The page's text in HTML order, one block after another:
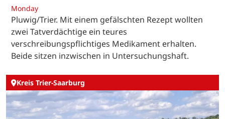
Monday
Pluwig/Trier. Mit einem gefälschten Rezept wollten
zwei Tatverdächtige ein teures
verschreibungspflichtiges Medikament erhalten.
Beide sitzen inzwischen in Untersuchungshaft.
Kreis Trier-Saarburg